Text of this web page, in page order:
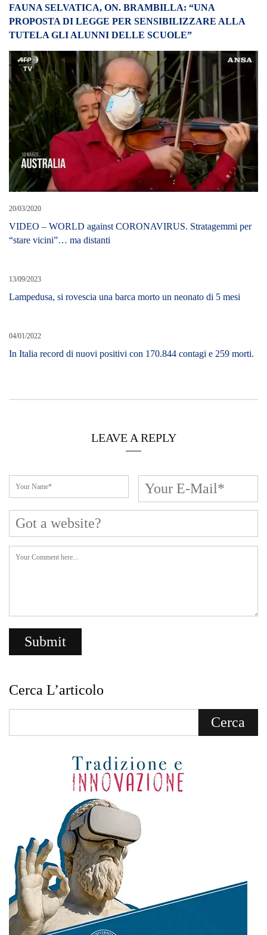
FAUNA SELVATICA, ON. BRAMBILLA: “UNA
PROPOSTA DI LEGGE PER SENSIBILIZZARE ALLA
TUTELA GLI ALUNNI DELLE SCUOLE”
20/03/2020
VIDEO – WORLD against CORONAVIRUS. Stratagemmi per
“stare vicini”… ma distanti
13/09/2023
Lampedusa, si rovescia una barca morto un neonato di 5 mesi
04/01/2022
In Italia record di nuovi positivi con 170.844 contagi e 259 morti.
LEAVE A REPLY
Cerca L’articolo